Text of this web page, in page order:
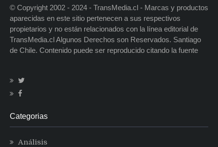
© Copyright 2002 - 2024 - TransMedia.cl - Marcas y productos
aparecidas en este sitio pertenecen a sus respectivos
propietarios y no están relacionados con la línea editorial de
TransMedia.cl Algunos Derechos son Reservados. Santiago
de Chile. Contenido puede ser reproducido citando la fuente
Categorias
Análisis